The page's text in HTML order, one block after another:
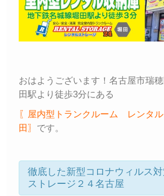
おはようございます！名古屋市瑞
田駅より徒歩3分にある
〖屋内型トランクルーム レンタ
田〗 です。
徹底した新型コロナウィルス
ストレージ２４名古屋